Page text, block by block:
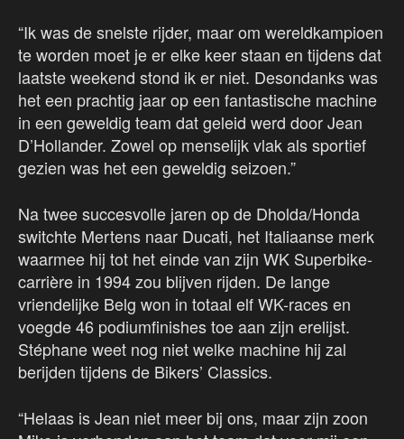
“Ik was de snelste rijder, maar om wereldkampioen
te worden moet je er elke keer staan en tijdens dat
laatste weekend stond ik er niet. Desondanks was
het een prachtig jaar op een fantastische machine
in een geweldig team dat geleid werd door Jean
D’Hollander. Zowel op menselijk vlak als sportief
gezien was het een geweldig seizoen.”
Na twee succesvolle jaren op de Dholda/Honda
switchte Mertens naar Ducati, het Italiaanse merk
waarmee hij tot het einde van zijn WK Superbike-
carrière in 1994 zou blijven rijden. De lange
vriendelijke Belg won in totaal elf WK-races en
voegde 46 podiumfinishes toe aan zijn erelijst.
Stéphane weet nog niet welke machine hij zal
berijden tijdens de Bikers’ Classics.
“Helaas is Jean niet meer bij ons, maar zijn zoon